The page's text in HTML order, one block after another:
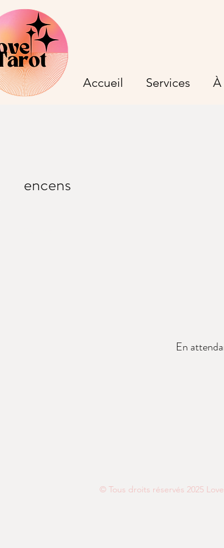
Accueil Services À
encens
En
© Tous droits réservés 2025